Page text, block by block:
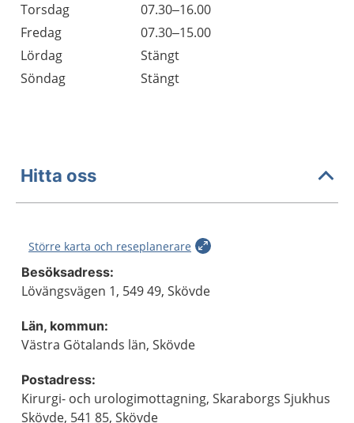
Torsdag
07.30–16.00
Fredag
07.30–15.00
Lördag
Stängt
Söndag
Stängt
Hitta oss
Större karta och reseplanerare
Besöksadress:
Lövängsvägen 1, 549 49, Skövde
Län, kommun:
Västra Götalands län, Skövde
Postadress:
Kirurgi- och urologimottagning, Skaraborgs Sjukhus
Skövde, 541 85, Skövde